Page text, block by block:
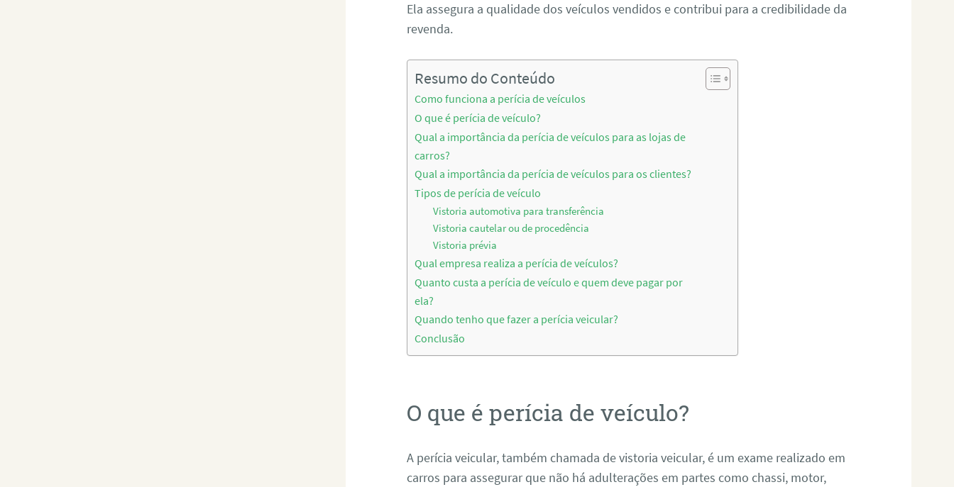
Ela assegura a qualidade dos veículos vendidos e contribui para a credibilidade da
revenda.
Resumo do Conteúdo
Como funciona a perícia de veículos
O que é perícia de veículo?
Qual a importância da perícia de veículos para as lojas de
carros?
Qual a importância da perícia de veículos para os clientes?
Tipos de perícia de veículo
Vistoria automotiva para transferência
Vistoria cautelar ou de procedência
Vistoria prévia
Qual empresa realiza a perícia de veículos?
Quanto custa a perícia de veículo e quem deve pagar por
ela?
Quando tenho que fazer a perícia veicular?
Conclusão
O que é perícia de veículo?
A perícia veicular, também chamada de vistoria veicular, é um exame realizado em
carros para assegurar que não há adulterações em partes como chassi, motor,